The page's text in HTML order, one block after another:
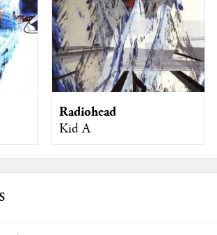
Radiohead
Kid A